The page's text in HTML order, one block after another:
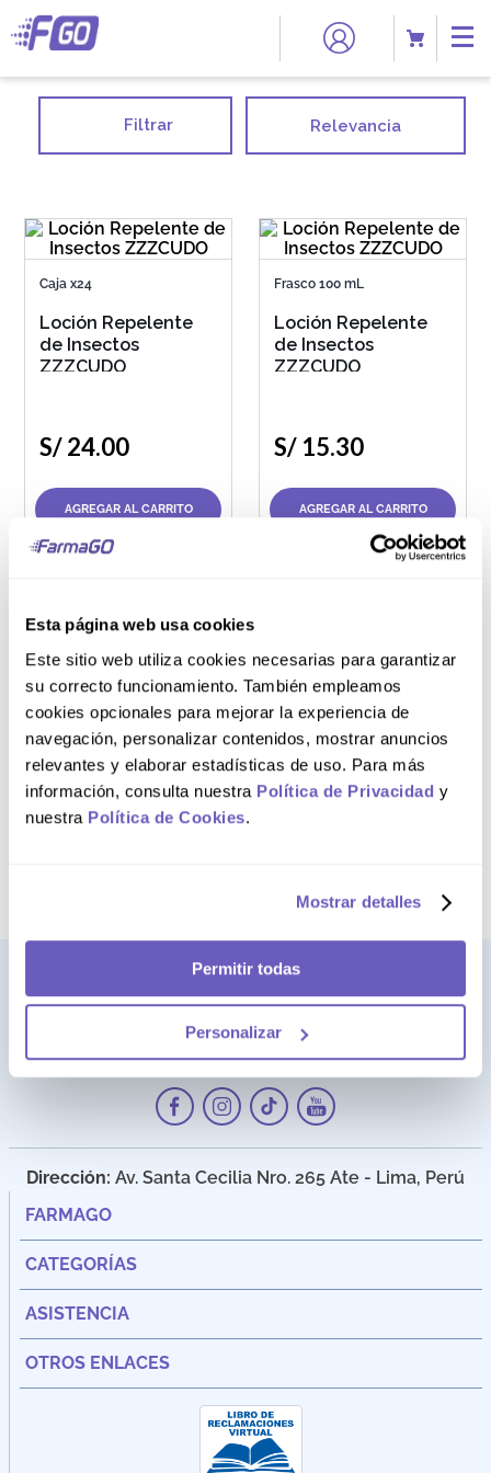
Esta página web usa cookies
Este sitio web utiliza cookies necesarias para garantizar
su correcto funcionamiento. También empleamos
cookies opcionales para mejorar la experiencia de
navegación, personalizar contenidos, mostrar anuncios
relevantes y elaborar estadísticas de uso. Para más
información, consulta nuestra Política de Privacidad y
nuestra Política de Cookies.
Mostrar detalles
Permitir todas
Personalizar
Filtrar Relevancia
Caja x24
Loción Repelente
de Insectos
ZZZCUDO
S/24.00
AGREGAR AL CARRITO
Frasco 100 mL
Loción Repelente
de Insectos
ZZZCUDO
S/ 15.30
AGREGAR AL CARRITO
Frasco 120 mL
Loción Repelente
de Insectos
ZZZCUDO Familiar
Dirección: Av. Santa Cecilia Nro. 265 Ate - Lima, Perú
FARMAGO
CATEGORÍAS
ASISTENCIA
OTROS ENLACES